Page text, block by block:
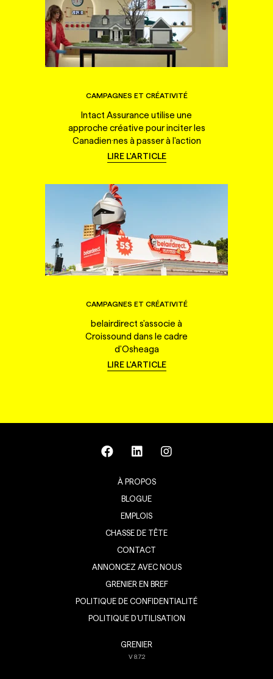
CAMPAGNES ET CRÉATIVITÉ
Intact Assurance utilise une
approche créative pour inciter les
Canadien·nes à passer à l'action
LIRE L'ARTICLE
CAMPAGNES ET CRÉATIVITÉ
belairdirect s'associe à
Croissound dans le cadre
d'Osheaga
LIRE L'ARTICLE
À PROPOS
BLOGUE
EMPLOIS
CHASSE DE TÊTE
CONTACT
ANNONCEZ AVEC NOUS
GRENIER EN BREF
POLITIQUE DE CONFIDENTIALITÉ
POLITIQUE D’UTILISATION
GRENIER
V8.7.2